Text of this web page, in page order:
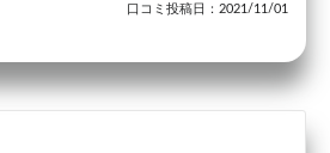
口コミ投稿日：2021/11/01